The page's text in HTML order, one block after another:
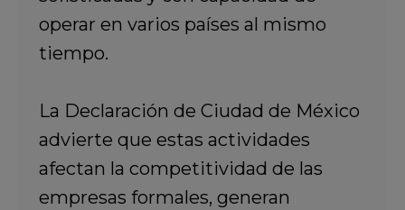
operar en varios países al mismo
tiempo.
La Declaración de Ciudad de México
advierte que estas actividades
afectan la competitividad de las
empresas formales, generan